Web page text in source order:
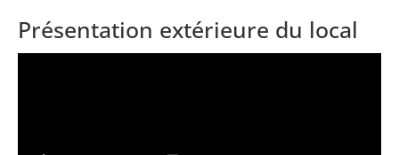
Présentation extérieure du local